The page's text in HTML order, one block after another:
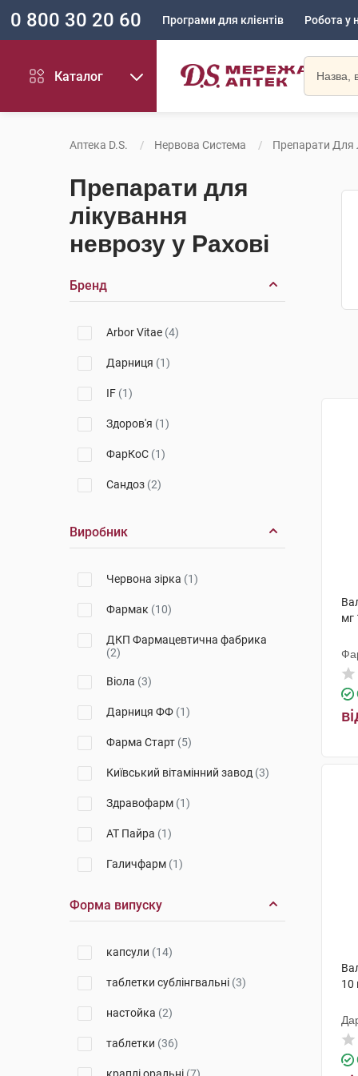
0 800 30 20 60 Програми для клієнтів Робота у
Каталог
Аптека D.S. Нервова Система Препарати Для
Препарати для
лікування
неврозу у Рахові
Бренд
Arbor Vitae (4)
Дарниця (1)
IF (1)
Здоров'я (1)
ФарКоС (1)
Сандоз (2)
Виробник
Червона зірка (1)
Фармак (10)
ДКП Фармацевтична фабрика
(2)
Віола (3)
Дарниця ФФ (1)
Фарма Старт (5)
Київський вітамінний завод (3)
Здравофарм (1)
АТ Пайра (1)
Галичфарм (1)
Здоров'я ФК(1)
ЮСБ Фарма
Софарма (2)
Інтерхім(10)
Егіс(2)
Форма випуску
капсули (14)
таблетки сублінгвальні (3)
настойка (2)
таблетки (36)
мг
10